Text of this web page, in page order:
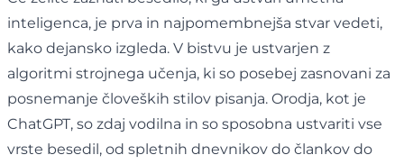
inteligenca, je prva in najpomembnejša stvar vedeti,
kako dejansko izgleda. V bistvu je ustvarjen z
algoritmi strojnega učenja, ki so posebej zasnovani za
posnemanje človeških stilov pisanja. Orodja, kot je
ChatGPT, so zdaj vodilna in so sposobna ustvariti vse
vrste besedil, od spletnih dnevnikov do člankov do